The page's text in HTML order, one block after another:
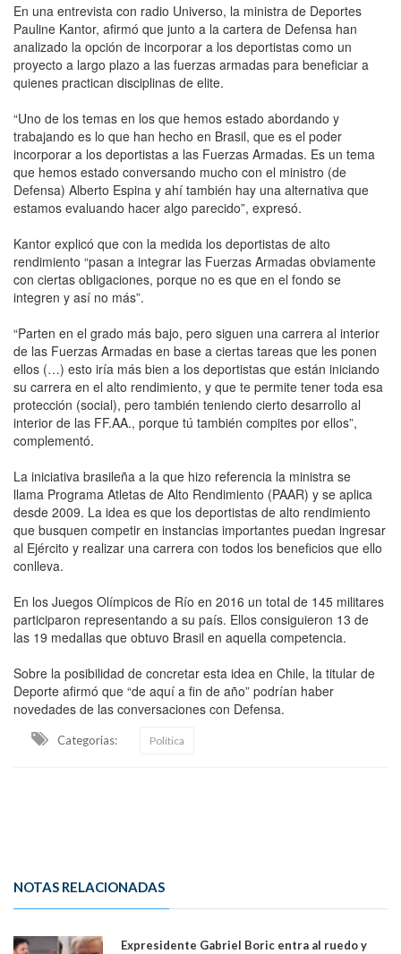
En una entrevista con radio Universo, la ministra de Deportes
Pauline Kantor, afirmó que junto a la cartera de Defensa han
analizado la opción de incorporar a los deportistas como un
proyecto a largo plazo a las fuerzas armadas para beneficiar a
quienes practican disciplinas de elite.
“Uno de los temas en los que hemos estado abordando y
trabajando es lo que han hecho en Brasil, que es el poder
incorporar a los deportistas a las Fuerzas Armadas. Es un tema
que hemos estado conversando mucho con el ministro (de
Defensa) Alberto Espina y ahí también hay una alternativa que
estamos evaluando hacer algo parecido”, expresó.
Kantor explicó que con la medida los deportistas de alto
rendimiento “pasan a integrar las Fuerzas Armadas obviamente
con ciertas obligaciones, porque no es que en el fondo se
integren y así no más”.
“Parten en el grado más bajo, pero siguen una carrera al interior
de las Fuerzas Armadas en base a ciertas tareas que les ponen
ellos (…) esto iría más bien a los deportistas que están iniciando
su carrera en el alto rendimiento, y que te permite tener toda esa
protección (social), pero también teniendo cierto desarrollo al
interior de las FF.AA., porque tú también compites por ellos”,
complementó.
La iniciativa brasileña a la que hizo referencia la ministra se
llama Programa Atletas de Alto Rendimiento (PAAR) y se aplica
desde 2009. La idea es que los deportistas de alto rendimiento
que busquen competir en instancias importantes puedan ingresar
al Ejército y realizar una carrera con todos los beneficios que ello
conlleva.
En los Juegos Olímpicos de Río en 2016 un total de 145 militares
participaron representando a su país. Ellos consiguieron 13 de
las 19 medallas que obtuvo Brasil en aquella competencia.
Sobre la posibilidad de concretar esta idea en Chile, la titular de
Deporte afirmó que “de aquí a fin de año” podrían haber
novedades de las conversaciones con Defensa.
Categorias: Política
NOTAS RELACIONADAS
Expresidente Gabriel Boric entra al ruedo y